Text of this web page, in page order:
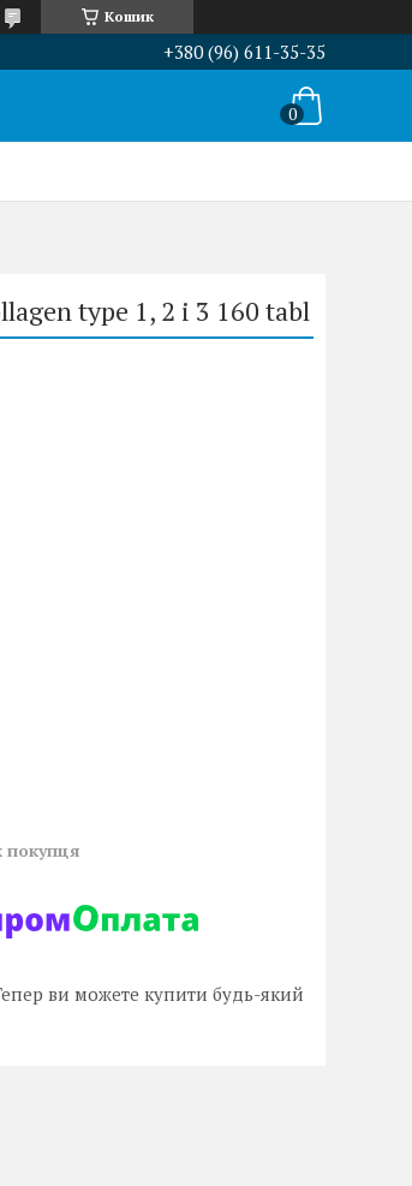
Кошик
+380 (96) 611-35-35
type 1, 2 і 3 160 tabl
покупця
ви можете купити будь-який